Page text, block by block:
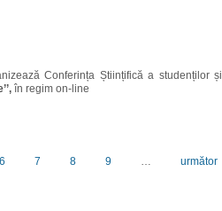
Conferința Științifică a studenților și
în regim on-line
6 7 8 9 …
următor